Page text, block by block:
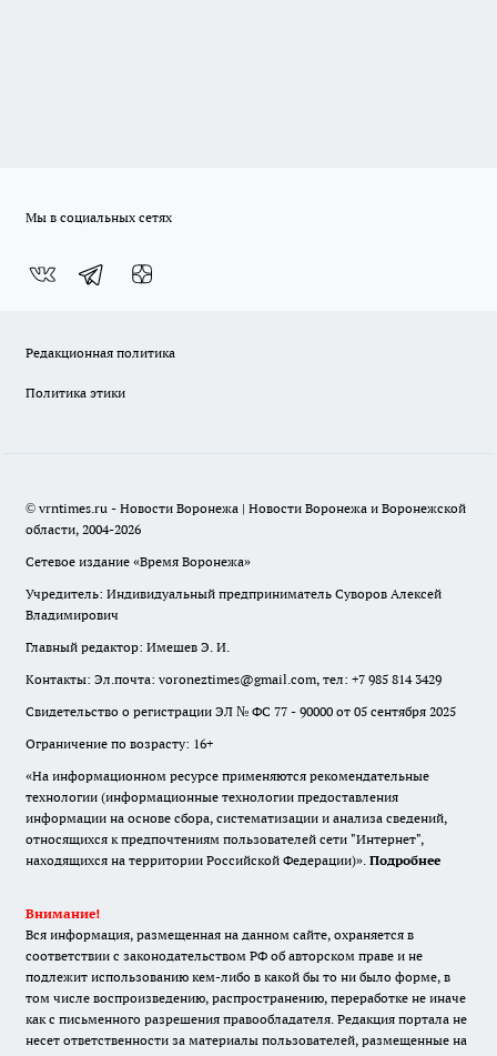
Мы в социальных сетях
Редакционная политика
Политика этики
© vrntimes.ru - Новости Воронежа | Новости Воронежа и Воронежской
области, 2004-2026
Сетевое издание «Время Воронежа»
Учредитель: Индивидуальный предприниматель Суворов Алексей
Владимирович
Главный редактор: Имешев Э. И.
Контакты: Эл.почта: voroneztimes@gmail.com, тел: +7 985 814 3429
Свидетельство о регистрации ЭЛ № ФС 77 - 90000 от 05 сентября 2025
Ограничение по возрасту: 16+
«На информационном ресурсе применяются рекомендательные
технологии (информационные технологии предоставления
информации на основе сбора, систематизации и анализа сведений,
относящихся к предпочтениям пользователей сети "Интернет",
находящихся на территории Российской Федерации)». Подробнее
Внимание!
Вся информация, размещенная на данном сайте, охраняется в
соответствии с законодательством РФ об авторском праве и не
подлежит использованию кем-либо в какой бы то ни было форме, в
том числе воспроизведению, распространению, переработке не иначе
как с письменного разрешения правообладателя. Редакция портала не
несет ответственности за материалы пользователей, размещенные на